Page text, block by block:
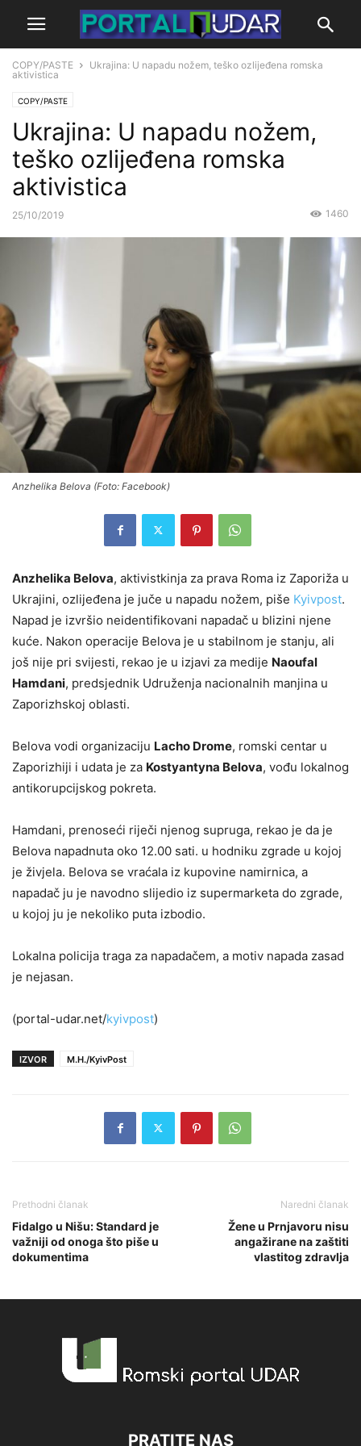
COPY/PASTE
Ukrajina: U napadu nožem, teško ozlijeđena romska
aktivistica
COPY/PASTE
Ukrajina: U napadu nožem,
teško ozlijeđena romska
aktivistica
25/10/2019 1460
Anzhelika Belova (Foto: Facebook)
Anzhelika Belova, aktivistkinja za prava Roma iz Zaporiža u
Ukrajini, ozlijeđena je juče u napadu nožem, piše Kyivpost.
Napad je izvršio neidentifikovani napadač u blizini njene
kuće. Nakon operacije Belova je u stabilnom je stanju, ali
još nije pri svijesti, rekao je u izjavi za medije Naoufal
Hamdani, predsjednik Udruženja nacionalnih manjina u
Zaporizhskoj oblasti.
Belova vodi organizaciju Lacho Drome, romski centar u
Zaporizhiji i udata je za Kostyantyna Belova, vođu lokalnog
antikorupcijskog pokreta.
Hamdani, prenoseći riječi njenog supruga, rekao je da je
Belova napadnuta oko 12.00 sati. u hodniku zgrade u kojoj
je živjela. Belova se vraćala iz kupovine namirnica, a
napadač ju je navodno slijedio iz supermarketa do zgrade,
u kojoj ju je nekoliko puta izbodio.
Lokalna policija traga za napadačem, a motiv napada zasad
je nejasan.
(portal-udar.net/kyivpost)
IZVOR M.H./KyivPost
Prethodni članak
Fidalgo u Nišu: Standard je
važniji od onoga što piše u
dokumentima
Naredni članak
Žene u Prnjavoru nisu
angažirane na zaštiti
vlastitog zdravlja
PRATITE NAS